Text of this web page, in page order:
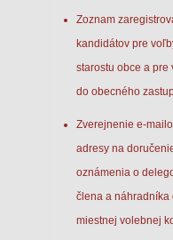
Zoznam
kandidátov pre
starostu obce a pre
do obecného
Zverejnenie e-
adresy na
oznámenia o
člena a náhradníka
miestnej volebnej